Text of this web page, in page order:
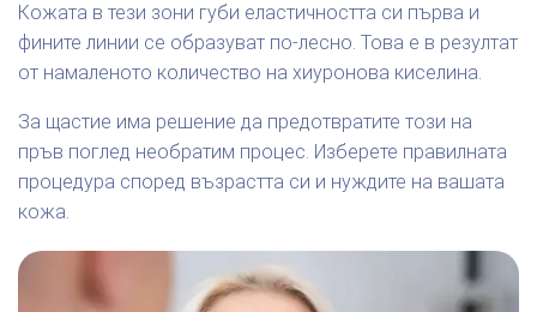
Кожата в тези зони губи еластичността си първа и
фините линии се образуват по-лесно. Това е в резултат
от намаленото количество на хиуронова киселина.
За щастие има решение да предотвратите този на
пръв поглед необратим процес. Изберете правилната
процедура според възрастта си и нуждите на вашата
кожа.